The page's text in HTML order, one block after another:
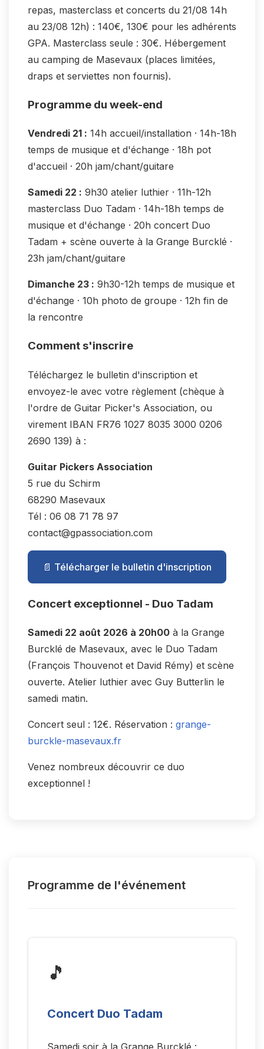
repas, masterclass et concerts du 21/08 14h
au 23/08 12h) : 140€, 130€ pour les adhérents
GPA. Masterclass seule : 30€. Hébergement
au camping de Masevaux (places limitées,
draps et serviettes non fournis).
Programme du week-end
Vendredi 21 : 14h accueil/installation · 14h-18h
temps de musique et d'échange · 18h pot
d'accueil · 20h jam/chant/guitare
Samedi 22 : 9h30 atelier luthier · 11h-12h
masterclass Duo Tadam · 14h-18h temps de
musique et d'échange · 20h concert Duo
Tadam + scène ouverte à la Grange Burcklé ·
23h jam/chant/guitare
Dimanche 23 : 9h30-12h temps de musique et
d'échange · 10h photo de groupe · 12h fin de
la rencontre
Comment s'inscrire
Téléchargez le bulletin d'inscription et
envoyez-le avec votre règlement (chèque à
l'ordre de Guitar Picker's Association, ou
virement IBAN FR76 1027 8035 3000 0206
2690 139) à :
Guitar Pickers Association
5 rue du Schirm
68290 Masevaux
Tél : 06 08 71 78 97
contact@gpassociation.com
📄 Télécharger le bulletin d'inscription
Concert exceptionnel - Duo Tadam
Samedi 22 août 2026 à 20h00 à la Grange
Burcklé de Masevaux, avec le Duo Tadam
(François Thouvenot et David Rémy) et scène
ouverte. Atelier luthier avec Guy Butterlin le
samedi matin.
Concert seul : 12€. Réservation : grange-
burckle-masevaux.fr
Venez nombreux découvrir ce duo
exceptionnel !
Programme de l'événement
🎵
Concert Duo Tadam